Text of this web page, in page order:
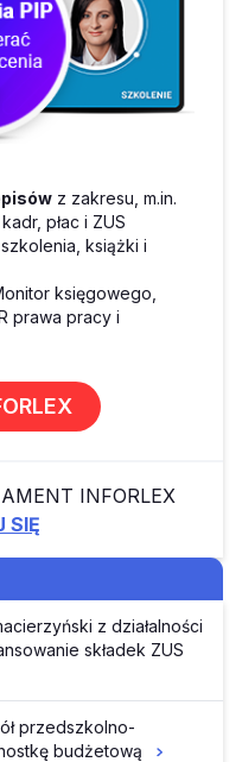
z zakresu, m.in.
płac i ZUS
, szkolenia, książki i
księgowego,
prawa pracy i
INFORLEX
SIĘ
z działalności
składek ZUS
przedszkolno-
budżetową